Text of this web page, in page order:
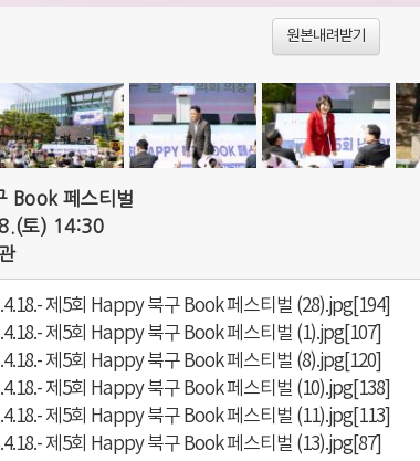
원본내려받기
Book 페스티벌
토) 14:30
제5회 Happy 북구 Book 페스티벌 (28).jpg [194]
제5회 Happy 북구 Book 페스티벌 (1).jpg [107]
제5회 Happy 북구 Book 페스티벌 (8).jpg [120]
제5회 Happy 북구 Book 페스티벌 (10).jpg [138]
제5회 Happy 북구 Book 페스티벌 (11).jpg [113]
제5회 Happy 북구 Book 페스티벌 (13).jpg [87]